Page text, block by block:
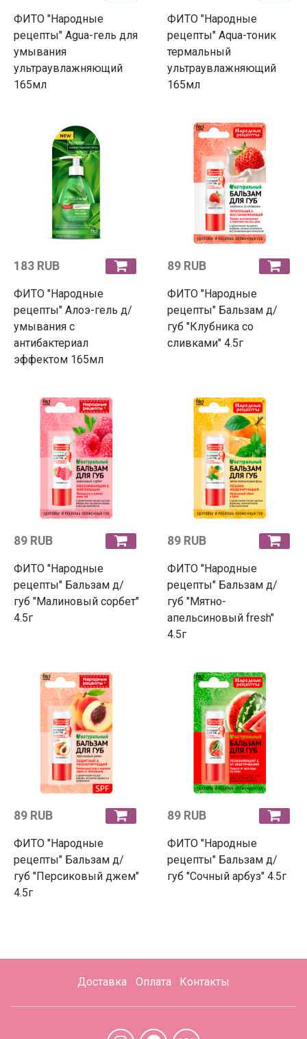
ФИТО "Народные
рецепты" Agua-гель для
умывания
ультраувлажняющий
165мл
ФИТО "Народные
рецепты" Aqua-тоник
термальный
ультраувлажняющий
165мл
183 RUB
ФИТО "Народные
рецепты" Алоэ-гель д/
умывания с
антибактериал
эффектом 165мл
89 RUB
ФИТО "Народные
рецепты" Бальзам д/
губ "Клубника со
сливками" 4.5г
89 RUB
ФИТО "Народные
рецепты" Бальзам д/
губ "Малиновый сорбет"
4.5г
89 RUB
ФИТО "Народные
рецепты" Бальзам д/
губ "Мятно-
апельсиновый fresh"
4.5г
89 RUB
ФИТО "Народные
рецепты" Бальзам д/
губ "Персиковый джем"
4.5г
89 RUB
ФИТО "Народные
рецепты" Бальзам д/
губ "Сочный арбуз" 4.5г
Доставка Оплата Контакты